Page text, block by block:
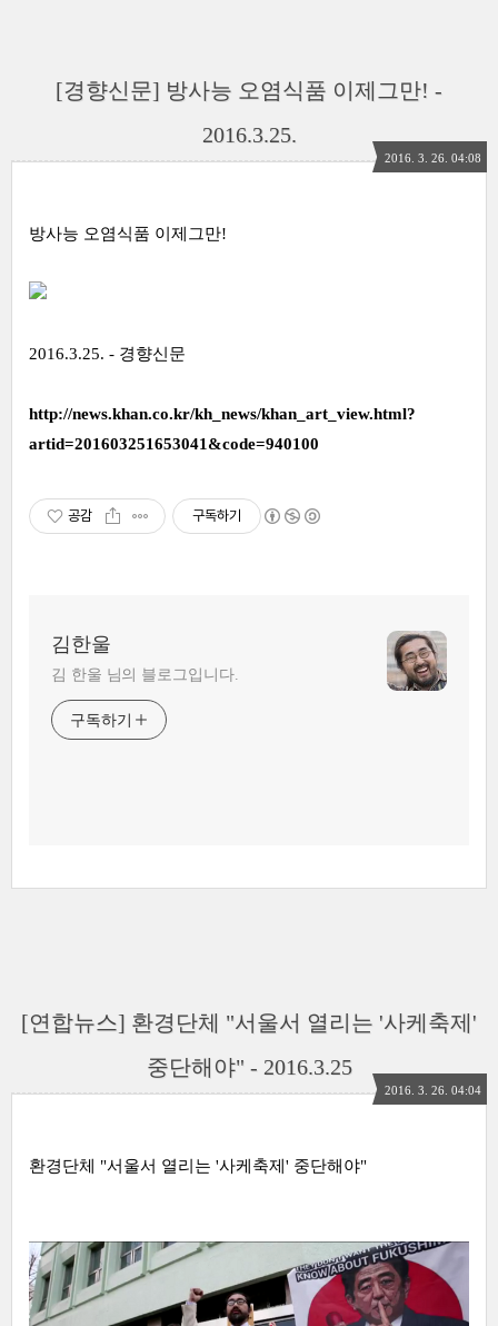
[경향신문] 방사능 오염식품 이제그만! -
2016.3.25.
2016. 3. 26. 04:08
방사능 오염식품 이제그만!
2016.3.25. - 경향신문
http://news.khan.co.kr/kh_news/khan_art_view.html?
artid=201603251653041&code=940100
공감 구독하기
김한울
김 한울 님의 블로그입니다.
구독하기
[연합뉴스] 환경단체 "서울서 열리는 '사케축제'
중단해야" - 2016.3.25
2016. 3. 26. 04:04
환경단체 "서울서 열리는 '사케축제' 중단해야"